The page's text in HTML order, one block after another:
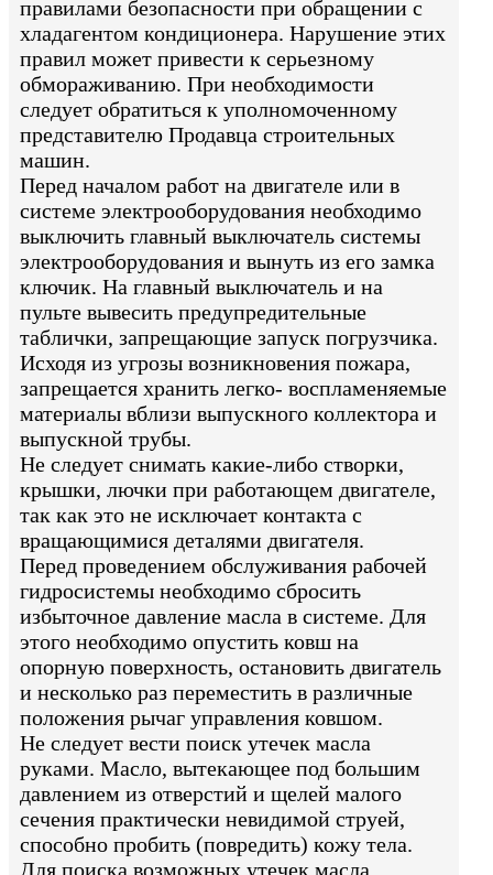
правилами безопасности при обращении с
хладагентом кондиционера. Нарушение этих
правил может привести к серьезному
обмораживанию. При необходимости
следует обратиться к уполномоченному
представителю Продавца строительных
машин.
Перед началом работ на двигателе или в
системе электрооборудования необходимо
выключить главный выключатель системы
электрооборудования и вынуть из его замка
ключик. На главный выключатель и на
пульте вывесить предупредительные
таблички, запрещающие запуск погрузчика.
Исходя из угрозы возникновения пожара,
запрещается хранить легко- воспламеняемые
материалы вблизи выпускного коллектора и
выпускной трубы.
Не следует снимать какие-либо створки,
крышки, лючки при работающем двигателе,
так как это не исключает контакта с
вращающимися деталями двигателя.
Перед проведением обслуживания рабочей
гидросистемы необходимо сбросить
избыточное давление масла в системе. Для
этого необходимо опустить ковш на
опорную поверхность, остановить двигатель
и несколько раз переместить в различные
положения рычаг управления ковшом.
Не следует вести поиск утечек масла
руками. Масло, вытекающее под большим
давлением из отверстий и щелей малого
сечения практически невидимой струей,
способно пробить (повредить) кожу тела.
Для поиска возможных утечек масла